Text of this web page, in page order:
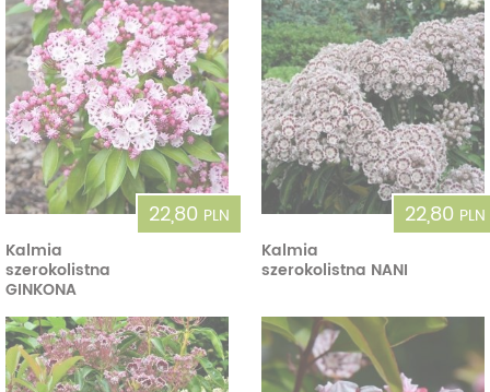
22,80 PLN
Kalmia
szerokolistna
GINKONA
22,80 PLN
Kalmia
szerokolistna NANI